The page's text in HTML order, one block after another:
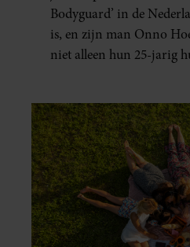
Bodyguard’ in de
is, en zijn man Onno
niet alleen hun 25-jarig